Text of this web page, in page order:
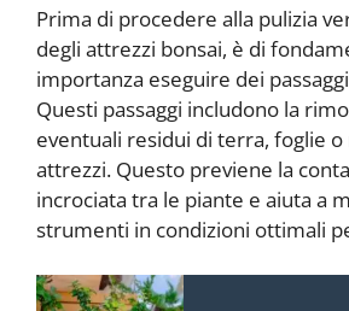
Prima di procedere alla pulizia
degli attrezzi bonsai, è di
importanza eseguire dei
Questi passaggi includono la
eventuali residui di terra, foglie o
attrezzi. Questo previene la
incrociata tra le piante e aiuta a
strumenti in condizioni ottimali